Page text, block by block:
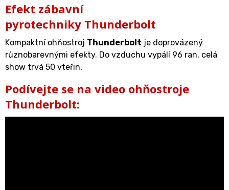
Efekt zábavní
pyrotechniky Thunderbolt
Kompaktní ohňostroj Thunderbolt je doprovázený
různobarevnými efekty. Do vzduchu vypálí 96 ran, celá
show trvá 50 vteřin.
Podívejte se na video ohňostroje
Thunderbolt: